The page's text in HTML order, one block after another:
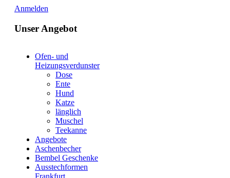
Anmelden
Unser Angebot
Ofen- und
Heizungsverdunster
Dose
Ente
Hund
Katze
länglich
Muschel
Teekanne
Angebote
Aschenbecher
Bembel Geschenke
Ausstechformen